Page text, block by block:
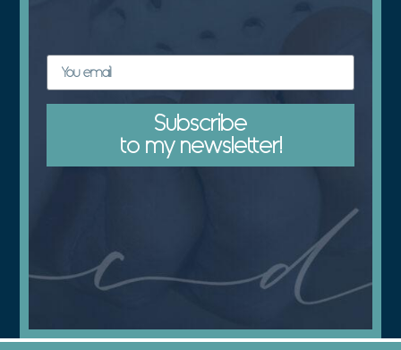
Subscribe
to my newsletter!